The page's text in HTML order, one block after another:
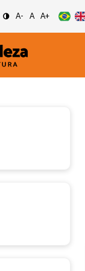
A- A A+